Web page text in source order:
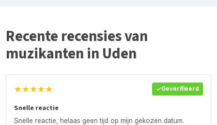
Recente recensies van
muzikanten in Uden
★★★★★ Geverifieerd
Snelle reactie
Snelle reactie, helaas geen tijd op mijn gekozen datum.